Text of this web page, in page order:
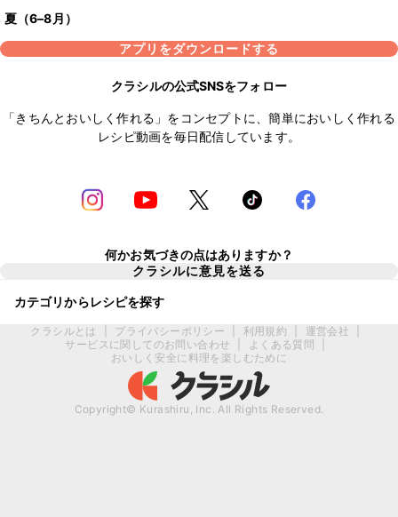
夏（6–8月）
アプリをダウンロードする
クラシルの公式SNSをフォロー
「きちんとおいしく作れる」をコンセプトに、簡単においしく作れる
レシピ動画を毎日配信しています。
何かお気づきの点はありますか？
クラシルに意見を送る
カテゴリからレシピを探す
クラシルとは プライバシーポリシー 利用規約 運営会社
サービスに関してのお問い合わせ
よくある質問
おいしく安全に料理を楽しむために
Copyright© Kurashiru, Inc. All Rights Reserved.